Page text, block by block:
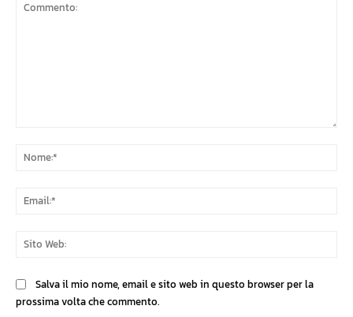
Salva il mio nome, email e sito web in questo browser per la
prossima volta che commento.